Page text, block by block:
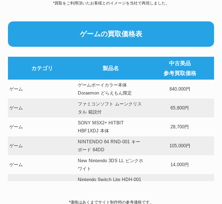
*買取をご利用頂いたお客様とのイメージを当社で再現しました。
ゲームの買取価格表
カテゴリ 製品名
中古美品
参考買取価格
ゲーム
ゲームボーイカラー本体
Doraemon どらえもん限定
840,000円
ゲーム
ファミコンソフト ムーンクリス
タル 箱説付
65,800円
ゲーム
SONY MSX2+ HITBIT
HBF1XDJ 本体
28,700円
ゲーム
NINTENDO 64 RND-001 キー
ボード 64DD
105,000円
ゲーム
New Nintendo 3DS LL ピンクホ
ワイト
14,000円
Nintendo Switch Lite HDH-001
*価格はあくまでサイト制作時の参考価格です。